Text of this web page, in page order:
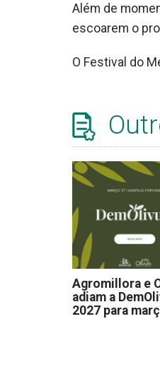
Além de
escoarem o
O Festival do
Agromillora e
adiam a
2027 para